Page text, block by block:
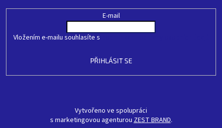
E-mail
Vložením e-mailu souhlasíte s
PŘIHLÁSIT SE
Vytvořeno ve spolupráci
s marketingovou agenturou ZEST BRAND.